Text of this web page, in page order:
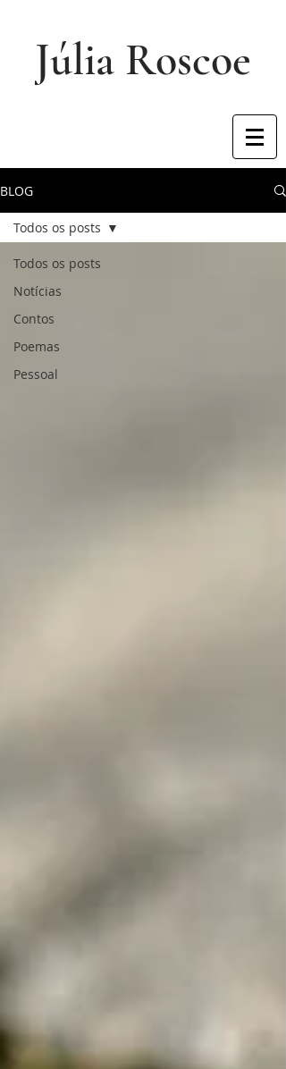
Júlia Roscoe
BLOG
Todos os posts
Notícias
Contos
Poemas
Pessoal
Todos os posts